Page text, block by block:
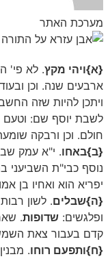
מערכת האתר
{א}ויהי מקץ. לא פי'
ארבעים שנה. וכן
ויתכן להיות שזה
לשבת יוסף שם: וטעם
חולם. וכן ורבקה
{ב}באחו. י"א עמק
נוסף כבי"ת השביעני
יפריא הוא ואחיו בן
{ה}שבלים. לשון
ופלגשים: שדופות.
קדם בעבור צאת
{ח}ותפעם רוחו.